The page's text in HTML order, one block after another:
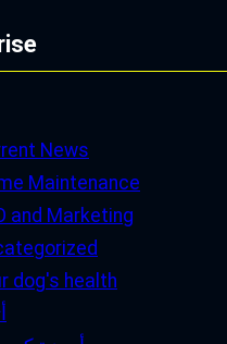
News
Maintenance
and Marketing
dog's health